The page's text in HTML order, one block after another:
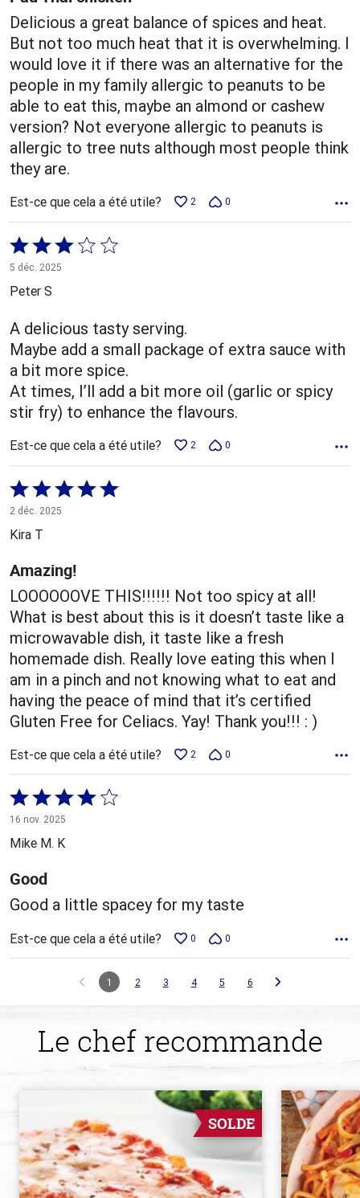
Delicious a great balance of spices and heat.
But not too much heat that it is overwhelming. I
would love it if there was an alternative for the
people in my family allergic to peanuts to be
able to eat this, maybe an almond or cashew
version? Not everyone allergic to peanuts is
allergic to tree nuts although most people think
they are.
Est-ce que cela a été utile? 2 0
Coté
3 sur
5
5 déc. 2025
Peter S
A delicious tasty serving.
Maybe add a small package of extra sauce with
a bit more spice.
At times, I’ll add a bit more oil (garlic or spicy
stir fry) to enhance the flavours.
Est-ce que cela a été utile? 2 0
Coté
5 sur
5
2 déc. 2025
Kira T
Amazing!
LOOOOOOVE THIS!!!!!! Not too spicy at all!
What is best about this is it doesn’t taste like a
microwavable dish, it taste like a fresh
homemade dish. Really love eating this when I
am in a pinch and not knowing what to eat and
having the peace of mind that it’s certified
Gluten Free for Celiacs. Yay! Thank you!!! : )
Est-ce que cela a été utile? 2 0
Coté
4 sur
5
16 nov. 2025
Mike M. K
Good
Good a little spacey for my taste
Est-ce que cela a été utile? 0 0
1 2 3 4 5 6
Le chef recommande
SOLDE